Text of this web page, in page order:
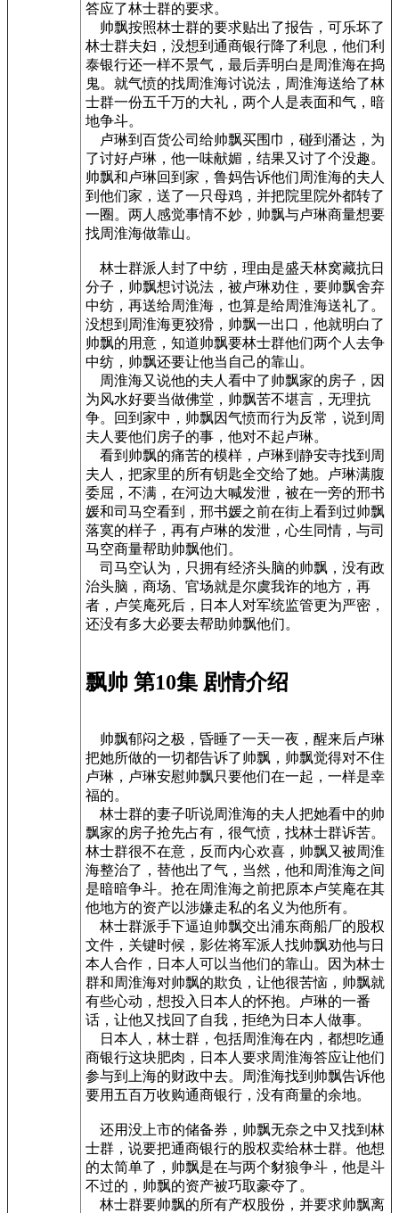
答应了林士群的要求。
帅飘按照林士群的要求贴出了报告，可乐坏了
林士群夫妇，没想到通商银行降了利息，他们利
泰银行还一样不景气，最后弄明白是周淮海在捣
鬼。就气愤的找周淮海讨说法，周淮海送给了林
士群一份五千万的大礼，两个人是表面和气，暗
地争斗。
卢琳到百货公司给帅飘买围巾，碰到潘达，为
了讨好卢琳，他一味献媚，结果又讨了个没趣。
帅飘和卢琳回到家，鲁妈告诉他们周淮海的夫人
到他们家，送了一只母鸡，并把院里院外都转了
一圈。两人感觉事情不妙，帅飘与卢琳商量想要
找周淮海做靠山。
林士群派人封了中纺，理由是盛天林窝藏抗日
分子，帅飘想讨说法，被卢琳劝住，要帅飘舍弃
中纺，再送给周淮海，也算是给周淮海送礼了。
没想到周淮海更狡猾，帅飘一出口，他就明白了
帅飘的用意，知道帅飘要林士群他们两个人去争
中纺，帅飘还要让他当自己的靠山。
周淮海又说他的夫人看中了帅飘家的房子，因
为风水好要当做佛堂，帅飘苦不堪言，无理抗
争。回到家中，帅飘因气愤而行为反常，说到周
夫人要他们房子的事，他对不起卢琳。
看到帅飘的痛苦的模样，卢琳到静安寺找到周
夫人，把家里的所有钥匙全交给了她。卢琳满腹
委屈，不满，在河边大喊发泄，被在一旁的邢书
媛和司马空看到，邢书媛之前在街上看到过帅飘
落寞的样子，再有卢琳的发泄，心生同情，与司
马空商量帮助帅飘他们。
司马空认为，只拥有经济头脑的帅飘，没有政
治头脑，商场、官场就是尔虞我诈的地方，再
者，卢笑庵死后，日本人对军统监管更为严密，
还没有多大必要去帮助帅飘他们。
飘帅 第10集 剧情介绍
帅飘郁闷之极，昏睡了一天一夜，醒来后卢琳
把她所做的一切都告诉了帅飘，帅飘觉得对不住
卢琳，卢琳安慰帅飘只要他们在一起，一样是幸
福的。
林士群的妻子听说周淮海的夫人把她看中的帅
飘家的房子抢先占有，很气愤，找林士群诉苦。
林士群很不在意，反而内心欢喜，帅飘又被周淮
海整治了，替他出了气，当然，他和周淮海之间
是暗暗争斗。抢在周淮海之前把原本卢笑庵在其
他地方的资产以涉嫌走私的名义为他所有。
林士群派手下逼迫帅飘交出浦东商船厂的股权
文件，关键时候，影佐将军派人找帅飘劝他与日
本人合作，日本人可以当他们的靠山。因为林士
群和周淮海对帅飘的欺负，让他很苦恼，帅飘就
有些心动，想投入日本人的怀抱。卢琳的一番
话，让他又找回了自我，拒绝为日本人做事。
日本人，林士群，包括周淮海在内，都想吃通
商银行这块肥肉，日本人要求周淮海答应让他们
参与到上海的财政中去。周淮海找到帅飘告诉他
要用五百万收购通商银行，没有商量的余地。
还用没上市的储备券，帅飘无奈之中又找到林
士群，说要把通商银行的股权卖给林士群。他想
的太简单了，帅飘是在与两个豺狼争斗，他是斗
不过的，帅飘的资产被巧取豪夺了。
林士群要帅飘的所有产权股份，并要求帅飘离